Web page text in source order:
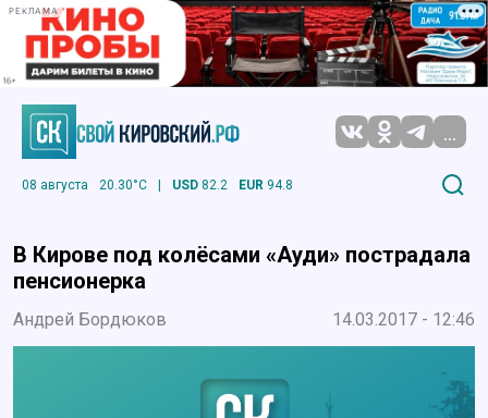
РЕКЛАМА
...
08 августа 20.30°C | USD 82.2 EUR 94.8
В Кирове под колёсами «Ауди» пострадала
пенсионерка
Андрей Бордюков 14.03.2017 - 12:46